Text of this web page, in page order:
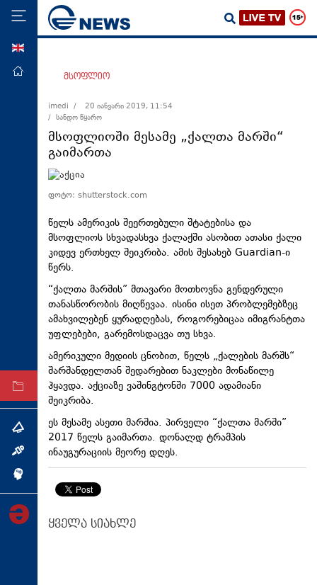
მთავარი
ეკონომიკა
მსოფლიო
თავდაცვა
რეგიონი
სპორტი
ტექნოლოგიები
ტაბლოიდი
არქივი
თემა
ინტერვიუ
მსოფლიო
imedi /
20 იანვარი 2019, 11:54
/ სანდო წყარო
მსოფლიოში მესამე „ქალთა მარში“
გაიმართა
ფოტო: shutterstock.com
წელს ამერიკის შეერთებული შტატებისა და
მსოფლიოს სხვადასხვა ქალაქში ასობით ათასი ქალი
კიდევ ერთხელ შეიკრიბა. ამის შესახებ Guardian-ი
წერს.
“ქალთა მარშის” მთავარი მოთხოვნა გენდერული
თანასწორობის მიღწევაა. ისინი ისეთ პრობლემებზეც
ამახვილებენ ყურადღებას, როგორებიცაა იმიგრანტთა
უფლებები, გარემოსდაცვა თუ სხვა.
ამერიკული მედიის ცნობით, წელს „ქალების მარშს“
შარშანდელთან შედარებით ნაკლები მონაწილე
ჰყავდა. აქციაზე ვაშინგტონში 7000 ადამიანი
შეიკრიბა.
ეს მესამე ასეთი მარშია. პირველი “ქალთა მარში”
2017 წელს გაიმართა. დონალდ ტრამპის
ინაუგურაციის მეორე დღეს.
ყველა სიახლე